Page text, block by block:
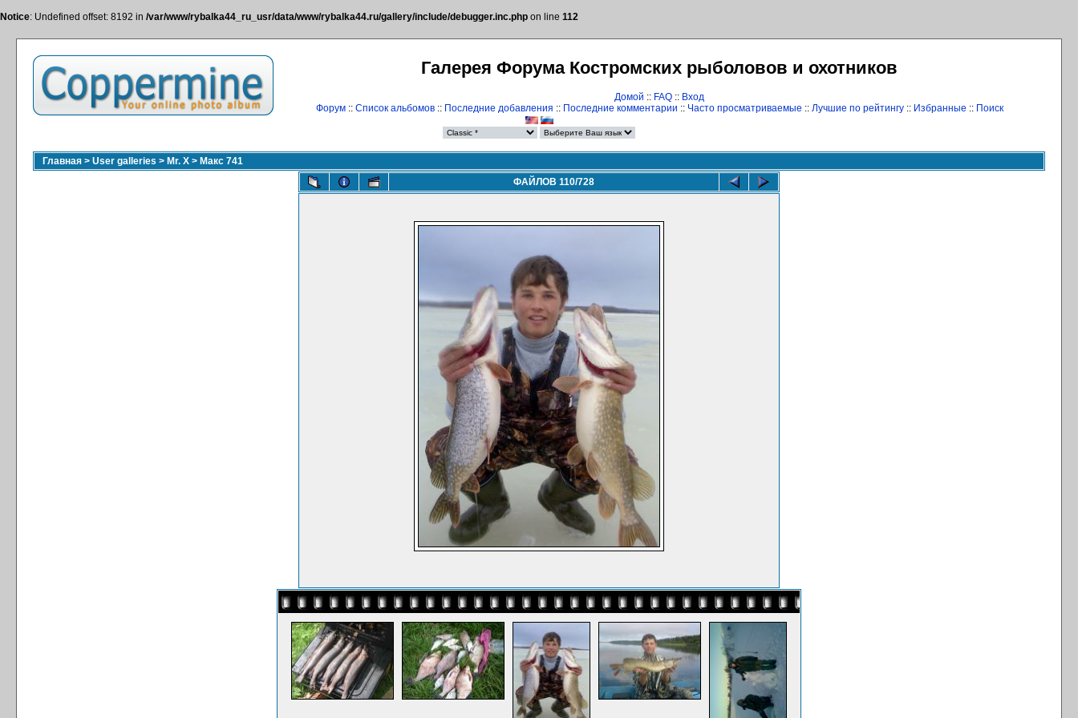
Notice: Undefined offset: 8192 in /var/www/rybalka44_ru_usr/data/www/rybalka44.ru/gallery/include/debugger.inc.php on line 112
Галерея Форума Костромских рыболовов и охотников
Домой :: FAQ :: Вход
Форум:: Список альбомов:: Последние добавления :: Последние комментарии :: Часто просматриваемые :: Лучшие по рейтингу:: Избранные :: Поиск
Главная > User galleries > Mr. X > Макс 741
ФАЙЛОВ 110/728